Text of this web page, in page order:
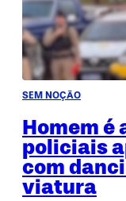
SEM NOÇÃO
Homem é
policiais
com
viatura